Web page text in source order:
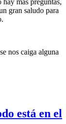
gran saludo para
nos caiga alguna
está en el